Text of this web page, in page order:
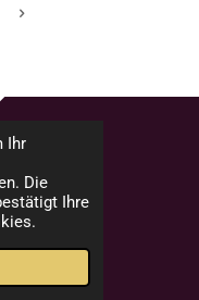
Ihr
Die
Ihre